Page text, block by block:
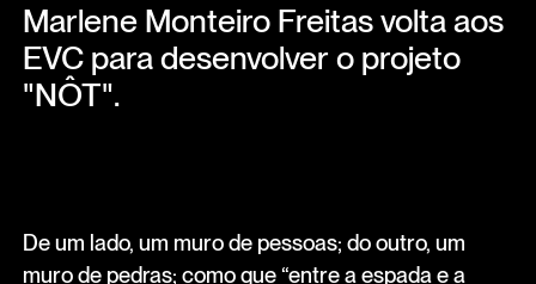
Marlene Monteiro Freitas volta aos
EVC para desenvolver o projeto
"NÔT".
De um lado, um muro de pessoas; do outro, um
muro de pedras; como que “entre a espada e a